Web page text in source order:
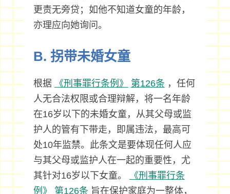
更责无旁贷；如他不知道女童的年龄，
亦理应向她询问。
B. 拐带未婚女童
根据 《刑事罪行条例》 第126条，任何
人无合法权限或合理辩解，将一名年龄
在16岁以下的未婚女童，从其父母或监
护人的管有下带走，即属违法，最高可
处10年监禁。此条文是要体现任何人应
与其父母或监护人在一起的重要性，尤
其针对16岁以下女童。
《刑事罪行条
例》
第126条旨在保护家庭为一整体，